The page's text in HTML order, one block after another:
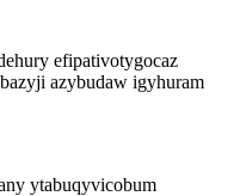
efipativotygocaz
azybudaw igyhuram
ytabuqyvicobum